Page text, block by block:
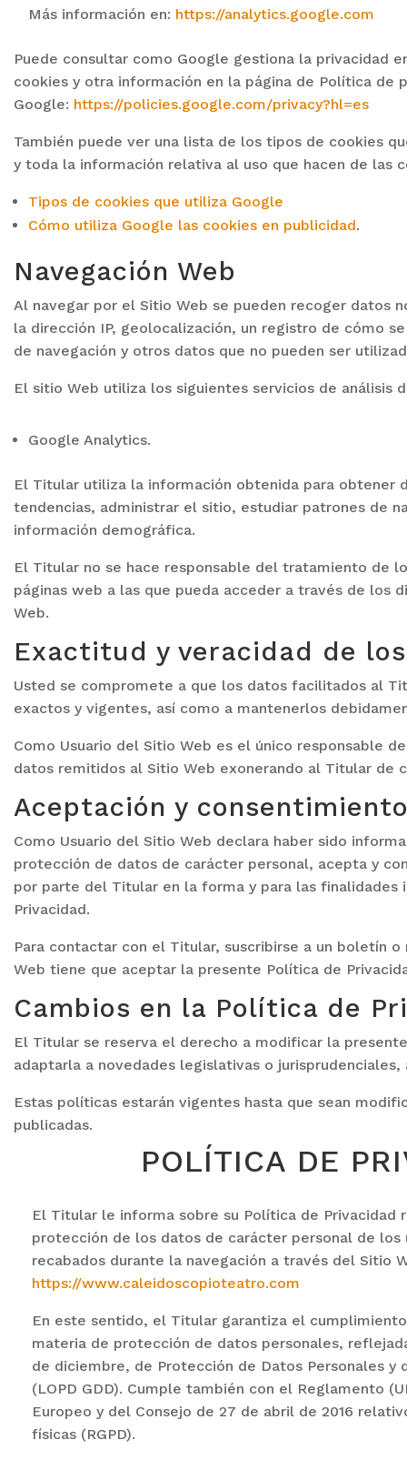
Más información en: https://analytics.google.com
Puede consultar como Google gestiona la privacidad
cookies y otra información en la página de Política de
Google: https://policies.google.com/privacy?hl=es
También puede ver una lista de los tipos de cookies
y toda la información relativa al uso que hacen de las
Tipos de cookies que utiliza Google
Cómo utiliza Google las cookies en publicidad.
Navegación Web
Al navegar por el Sitio Web se pueden recoger datos
la dirección IP, geolocalización, un registro de cómo
de navegación y otros datos que no pueden ser
El sitio Web utiliza los siguientes servicios de análisis
Google Analytics.
El Titular utiliza la información obtenida para obtener
tendencias, administrar el sitio, estudiar patrones de
información demográfica.
El Titular no se hace responsable del tratamiento de
páginas web a las que pueda acceder a través de los
Web.
Exactitud y veracidad de
Usted se compromete a que los datos facilitados al
exactos y vigentes, así como a mantenerlos
Como Usuario del Sitio Web es el único responsable
datos remitidos al Sitio Web exonerando al Titular de
Aceptación y
Como Usuario del Sitio Web declara haber sido
protección de datos de carácter personal, acepta y
por parte del Titular en la forma y para las finalidades
Privacidad.
Para contactar con el Titular, suscribirse a un boletín
Web tiene que aceptar la presente Política de
Cambios en la Política de
El Titular se reserva el derecho a modificar la
adaptarla a novedades legislativas o
Estas políticas estarán vigentes hasta que sean
publicadas.
POLÍTICA DE
El Titular le informa sobre su Política de
protección de los datos de carácter personal de los
recabados durante la navegación a través del Sitio
https://www.caleidoscopioteatro.com
En este sentido, el Titular garantiza el
materia de protección de datos personales,
de diciembre, de Protección de Datos Personales y
(LOPD GDD). Cumple también con el Reglamento
Europeo y del Consejo de 27 de abril de 2016
físicas (RGPD).